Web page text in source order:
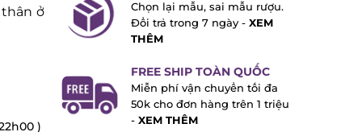
ở
)
Chọn lại mẫu, sai mẫu rượu.
Đổi trả trong 7 ngày -XEM
THÊM
FREE SHIP TOÀN QUỐC
Miễn phí vận chuyển tối đa
50k cho đơn hàng trên 1 triệu
XEM THÊM